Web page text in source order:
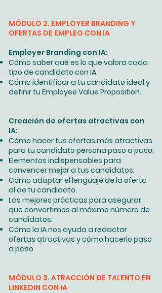
MÓDULO 2. EMPLOYER BRANDING Y
OFERTAS DE EMPLEO CON IA
Employer Branding con IA:​
Cómo saber qué es lo que valora cada
tipo de candidato con IA.
Cómo identificar a tu candidato ideal y
definir tu Employee Value Proposition.
Creación de ofertas atractivas con
IA:​​
Cómo hacer tus ofertas más atractivas
para tu candidato persona paso a paso.
Elementos indispensables para
convencer mejor a tus candidatos.
Cómo adaptar el lenguaje de la oferta
al de tu candidato.
Las mejores prácticas para asegurar
que convertimos al máximo número de
candidatos.
Cómo la IA nos ayuda a redactar
ofertas atractivas y cómo hacerlo paso
a paso.
MÓDULO 3. ATRACCIÓN DE TALENTO EN
LINKEDIN CON IA